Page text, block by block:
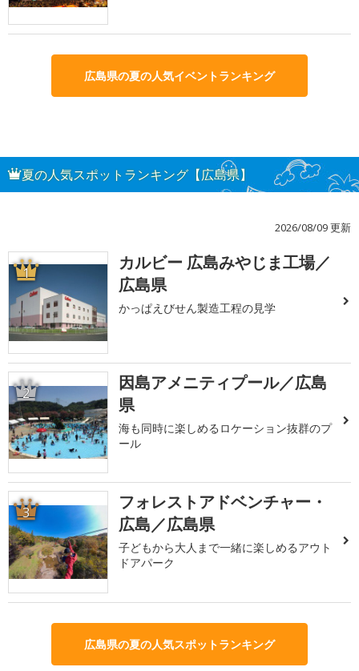
広島県の夏の人気イベントランキング
夏の人気スポットランキング【広島県】
2026/08/09 更新
1
カルビー 広島みやじま工場／
広島県
かっぱえびせん製造工程の見学
2
因島アメニティプール／広島
県
海も同時に楽しめるロケーション抜群のプ
ール
3
フォレストアドベンチャー・
広島／広島県
子どもから大人まで一緒に楽しめるアウト
ドアパーク
広島県の夏の人気スポットランキング